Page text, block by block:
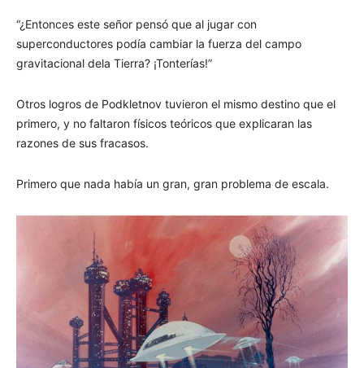
“¿Entonces este señor pensó que al jugar con
superconductores podía cambiar la fuerza del campo
gravitacional dela Tierra? ¡Tonterías!”
Otros logros de Podkletnov tuvieron el mismo destino que el
primero, y no faltaron físicos teóricos que explicaran las
razones de sus fracasos.
Primero que nada había un gran, gran problema de escala.